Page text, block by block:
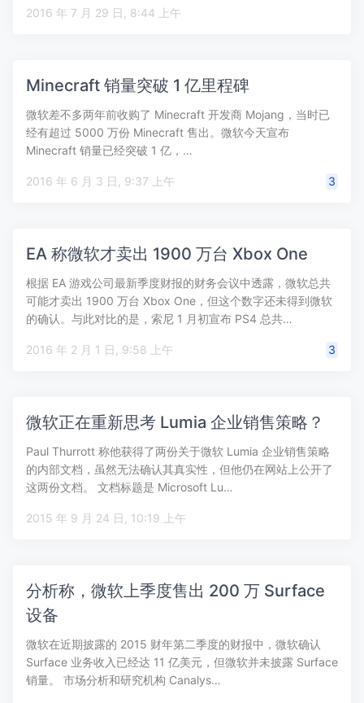
2016 年 7 月 29 日, 8:44 上午
Minecraft 销量突破 1 亿里程碑
微软差不多两年前收购了 Minecraft 开发商 Mojang，当时已
经有超过 5000 万份 Minecraft 售出。微软今天宣布
Minecraft 销量已经突破 1 亿，…
2016 年 6 月 3 日, 9:37 上午 3
EA 称微软才卖出 1900 万台 Xbox One
根据 EA 游戏公司最新季度财报的财务会议中透露，微软总共
可能才卖出 1900 万台 Xbox One，但这个数字还未得到微软
的确认。与此对比的是，索尼 1 月初宣布 PS4 总共…
2016 年 2 月 1 日, 9:58 上午 3
微软正在重新思考 Lumia 企业销售策略？
Paul Thurrott 称他获得了两份关于微软 Lumia 企业销售策略
的内部文档，虽然无法确认其真实性，但他仍在网站上公开了
这两份文档。 文档标题是 Microsoft Lu…
2015 年 9 月 24 日, 10:19 上午
分析称，微软上季度售出 200 万 Surface
设备
微软在近期披露的 2015 财年第二季度的财报中，微软确认
Surface 业务收入已经达 11 亿美元，但微软并未披露 Surface
销量。 市场分析和研究机构 Canalys…